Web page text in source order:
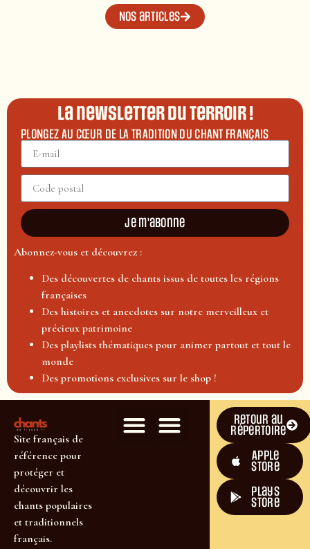
Nos articles
La newsletter du terroir !
PLONGEZ AU CŒUR DE LA TRADITION DU CHANT FRANÇAIS
Je m'abonne
Abonnez-vous et découvrez :
Des découvertes de chants issus de toutes les régions
françaises
Des histoires et anecdotes sur notre merveilleux et
précieux patrimoine
Des playlists thématiques pour animer partout et tout le
monde
Des promotions exclusives sur le shop !
Site français de
référence pour
protéger et
découvrir les
chants populaires
et traditionnels
français.
Retour au
répertoire
Apple
Store
plays
store